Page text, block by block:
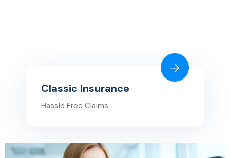
Classic Insurance
Hassle Free Claims